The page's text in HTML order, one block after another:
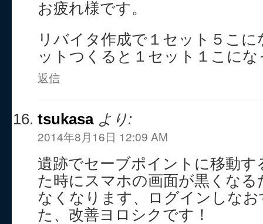
お疲れ様です。
リバイタ作成で１セット５こ
ットつくると１セット１こに
返信
tsukasa より:
2014年8月16日 12:09 AM
遺跡でセーブポイントに移動
た時にスマホの画面が黒くなる
なくなります、ログインしな
た、改善ヨロシクです！